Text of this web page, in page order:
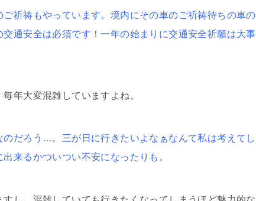
祈祷もやっています。境内にその車のご祈祷待ちの車の
通安全は必須です！一年の始まりに交通安全祈願は大事
年大変混雑していますよね。
だろう…。三が日に行きたいよなぁなんて私は考えてし
来るかついつい不安になったりも。